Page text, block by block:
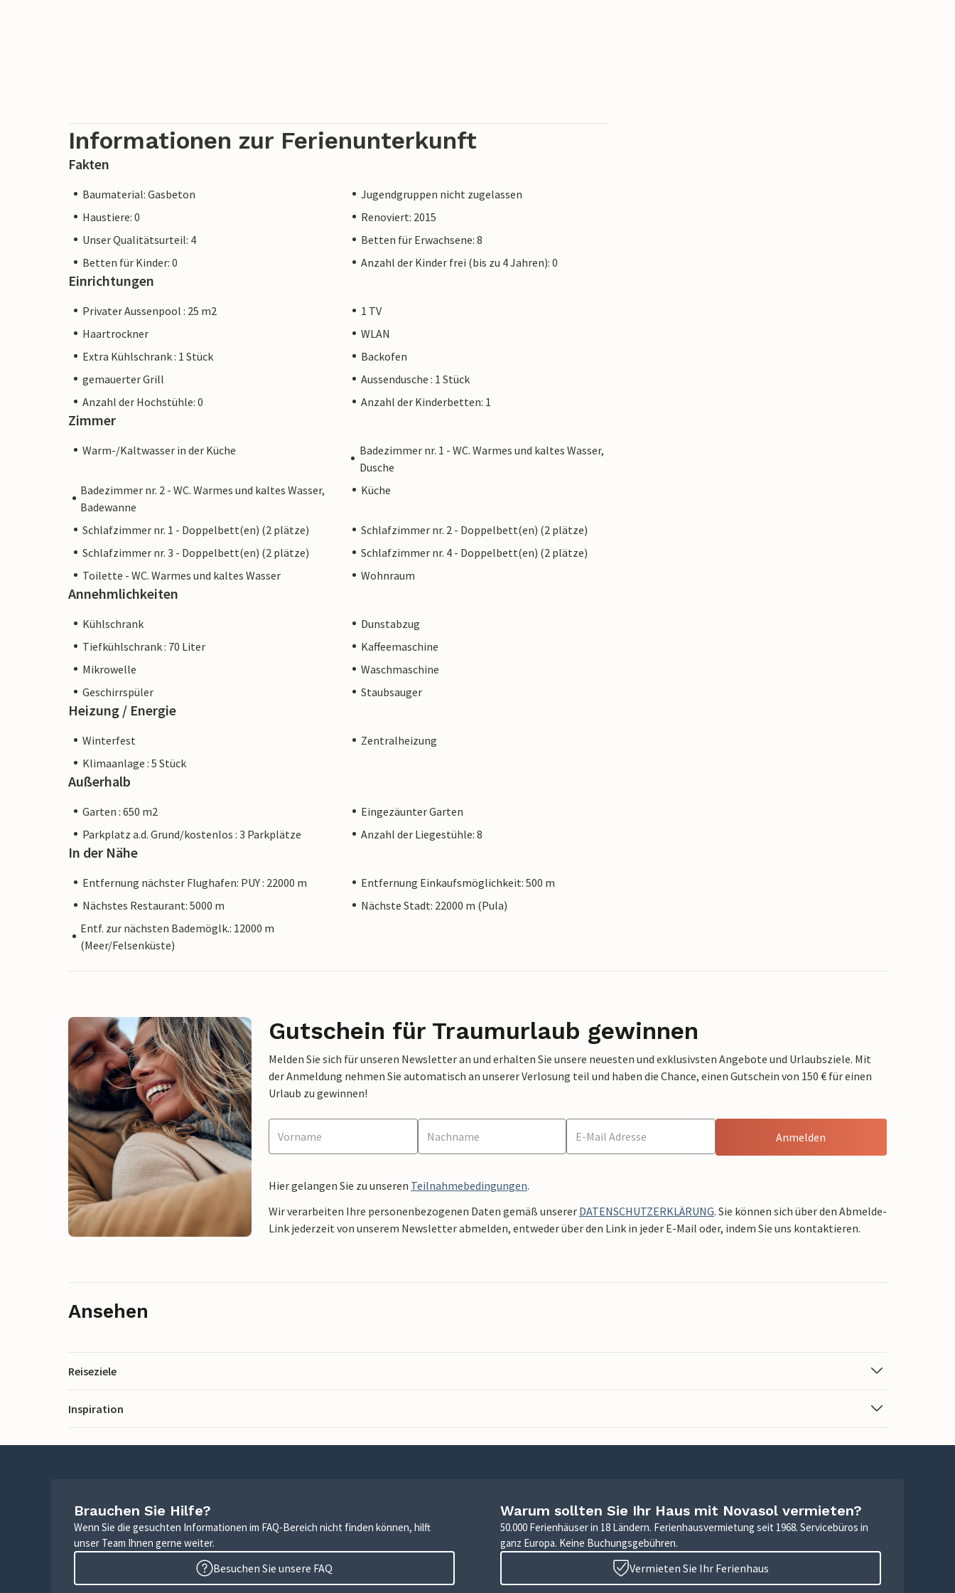
Informationen zur Ferienunterkunft
Fakten
Baumaterial: Gasbeton
Jugendgruppen nicht zugelassen
Haustiere: 0
Renoviert: 2015
Unser Qualitätsurteil: 4
Betten für Erwachsene: 8
Betten für Kinder: 0
Anzahl der Kinder frei (bis zu 4 Jahren): 0
Einrichtungen
Privater Aussenpool : 25 m2
1 TV
Haartrockner
WLAN
Extra Kühlschrank : 1 Stück
Backofen
gemauerter Grill
Aussendusche : 1 Stück
Anzahl der Hochstühle: 0
Anzahl der Kinderbetten: 1
Zimmer
Warm-/Kaltwasser in der Küche
Badezimmer nr. 1 - WC. Warmes und kaltes Wasser,
Dusche
Badezimmer nr. 2 - WC. Warmes und kaltes Wasser,
Badewanne
Küche
Schlafzimmer nr. 1 - Doppelbett(en) (2 plätze)
Schlafzimmer nr. 2 - Doppelbett(en) (2 plätze)
Schlafzimmer nr. 3 - Doppelbett(en) (2 plätze)
Schlafzimmer nr. 4 - Doppelbett(en) (2 plätze)
Toilette - WC. Warmes und kaltes Wasser
Wohnraum
Annehmlichkeiten
Kühlschrank
Dunstabzug
Tiefkühlschrank : 70 Liter
Kaffeemaschine
Mikrowelle
Waschmaschine
Geschirrspüler
Staubsauger
Heizung / Energie
Winterfest
Zentralheizung
Klimaanlage : 5 Stück
Außerhalb
Garten : 650 m2
Eingezäunter Garten
Parkplatz a.d. Grund/kostenlos : 3 Parkplätze
Anzahl der Liegestühle: 8
In der Nähe
Entfernung nächster Flughafen: PUY : 22000 m
Entfernung Einkaufsmöglichkeit: 500 m
Nächstes Restaurant: 5000 m
Nächste Stadt: 22000 m (Pula)
Entf. zur nächsten Bademöglk.: 12000 m
(Meer/Felsenküste)
Gutschein für Traumurlaub gewinnen
Melden Sie sich für unseren Newsletter an und erhalten Sie unsere neuesten und exklusivsten Angebote und Urlaubsziele. Mit
der Anmeldung nehmen Sie automatisch an unserer Verlosung teil und haben die Chance, einen Gutschein von 150 € für einen
Urlaub zu gewinnen!
Anmelden
Hier gelangen Sie zu unseren Teilnahmebedingungen.
Wir verarbeiten Ihre personenbezogenen Daten gemäß unserer DATENSCHUTZERKLÄRUNG. Sie können sich über den Abmelde-
Link jederzeit von unserem Newsletter abmelden, entweder über den Link in jeder E-Mail oder, indem Sie uns kontaktieren.
Ansehen
Reiseziele
Inspiration
Brauchen Sie Hilfe?
Wenn Sie die gesuchten Informationen im FAQ-Bereich nicht finden können, hilft
unser Team Ihnen gerne weiter.
Besuchen Sie unsere FAQ
Warum sollten Sie Ihr Haus mit Novasol vermieten?
50.000 Ferienhäuser in 18 Ländern. Ferienhausvermietung seit 1968. Servicebüros in
ganz Europa. Keine Buchungsgebühren.
Vermieten Sie Ihr Ferienhaus